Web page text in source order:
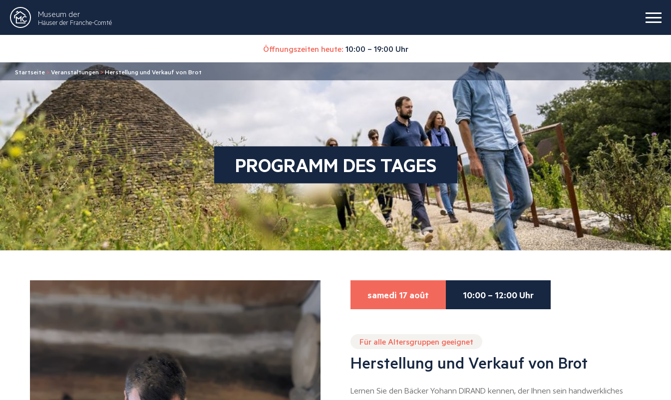
Museum der
Häuser der Franche-Comté
Öffnungszeiten heute: 10:00 – 19:00 Uhr
Startseite >Veranstaltungen>Herstellung und Verkauf von Brot
PROGRAMM DES TAGES
samedi 17 août 10:00 – 12:00 Uhr
Für alle Altersgruppen geeignet
Herstellung und Verkauf von Brot
Lernen Sie den Bäcker Yohann DIRAND kennen, der Ihnen sein handwerkliches